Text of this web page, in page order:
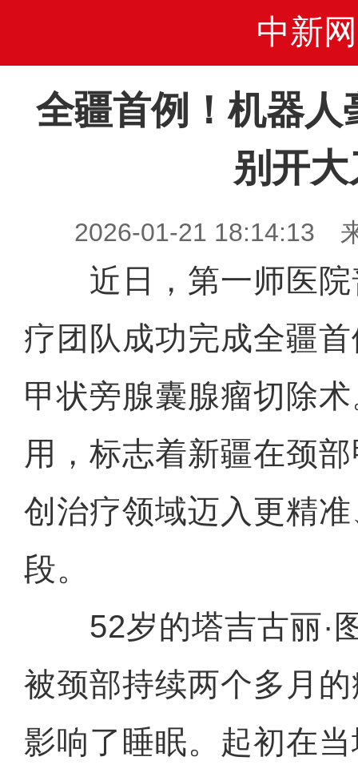
中新网
全疆首例！机器人
别开大
2026-01-21 18:14:13
近日，第一师医院
疗团队成功完成全疆
甲状旁腺囊腺瘤切除
用，标志着新疆在颈
创治疗领域迈入更精
段。
52岁的塔吉古丽·
被颈部持续两个多月
影响了睡眠。起初在